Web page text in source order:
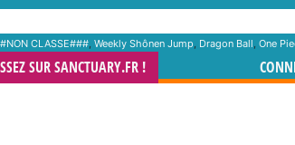
CLASSE###, Weekly Shônen Jump, Dragon Ball, One
SUR SANCTUARY.FR !